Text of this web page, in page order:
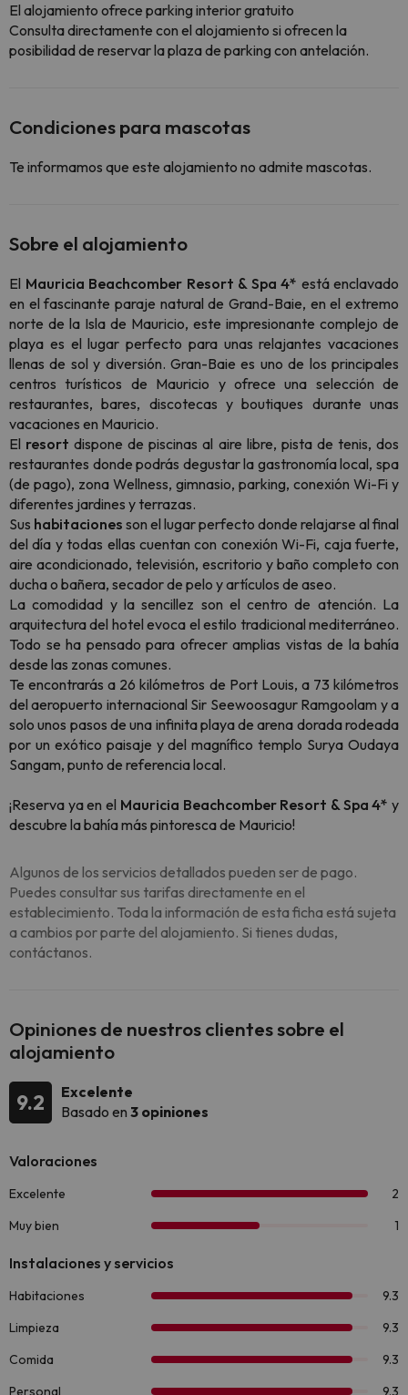
El alojamiento ofrece parking interior gratuito
Consulta directamente con el alojamiento si ofrecen la
posibilidad de reservar la plaza de parking con antelación.
Condiciones para mascotas
Te informamos que este alojamiento no admite mascotas.
Sobre el alojamiento
El Mauricia Beachcomber Resort & Spa 4* está enclavado
en el fascinante paraje natural de Grand-Baie, en el extremo
norte de la Isla de Mauricio, este impresionante complejo de
playa es el lugar perfecto para unas relajantes vacaciones
llenas de sol y diversión. Gran-Baie es uno de los principales
centros turísticos de Mauricio y ofrece una selección de
restaurantes, bares, discotecas y boutiques durante unas
vacaciones en Mauricio.
El resortdispone de piscinas al aire libre, pista de tenis, dos
restaurantes donde podrás degustar la gastronomía local, spa
(de pago), zona Wellness, gimnasio, parking, conexión Wi-Fi y
diferentes jardines y terrazas.
Sus habitaciones son el lugar perfecto donde relajarse al final
del día y todas ellas cuentan con conexión Wi-Fi, caja fuerte,
aire acondicionado, televisión, escritorio y baño completo con
ducha o bañera, secador de pelo y artículos de aseo.
La comodidad y la sencillez son el centro de atención. La
arquitectura del hotel evoca el estilo tradicional mediterráneo.
Todo se ha pensado para ofrecer amplias vistas de la bahía
desde las zonas comunes.
Te encontrarás a 26 kilómetros de Port Louis, a 73 kilómetros
del aeropuerto internacional Sir Seewoosagur Ramgoolam y a
solo unos pasos de una infinita playa de arena dorada rodeada
por un exótico paisaje y del magnífico templo Surya Oudaya
Sangam, punto de referencia local.
¡Reserva ya en el Mauricia Beachcomber Resort & Spa 4* y
descubre la bahía más pintoresca de Mauricio!
Algunos de los servicios detallados pueden ser de pago.
Puedes consultar sus tarifas directamente en el
establecimiento. Toda la información de esta ficha está sujeta
a cambios por parte del alojamiento. Si tienes dudas,
contáctanos.
Opiniones de nuestros clientes sobre el
alojamiento
9.2
Excelente
Basado en 3 opiniones